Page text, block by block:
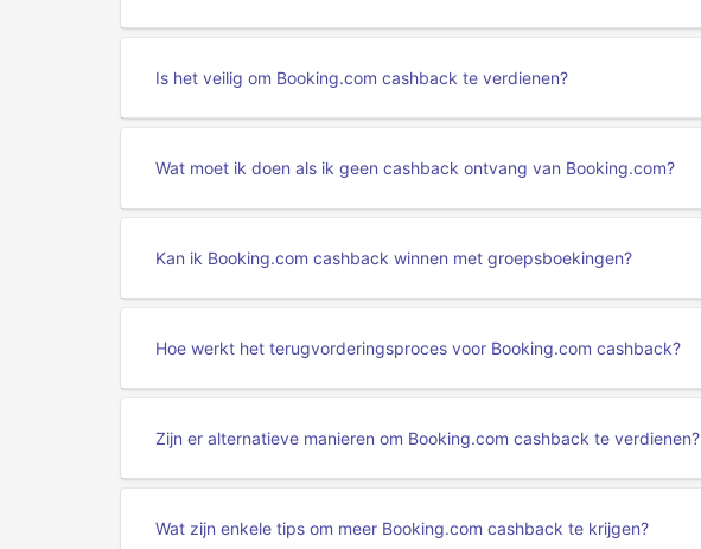
Is het veilig om Booking.com cashback te verdienen?
Wat moet ik doen als ik geen cashback ontvang van Booking.com?
Kan ik Booking.com cashback winnen met groepsboekingen?
Hoe werkt het terugvorderingsproces voor Booking.com cashback?
Zijn er alternatieve manieren om Booking.com cashback te verdienen?
Wat zijn enkele tips om meer Booking.com cashback te krijgen?